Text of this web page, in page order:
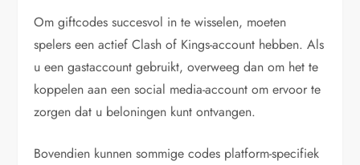
Om giftcodes succesvol in te wisselen, moeten
spelers een actief Clash of Kings-account hebben. Als
u een gastaccount gebruikt, overweeg dan om het te
koppelen aan een social media-account om ervoor te
zorgen dat u beloningen kunt ontvangen.
Bovendien kunnen sommige codes platform-specifiek